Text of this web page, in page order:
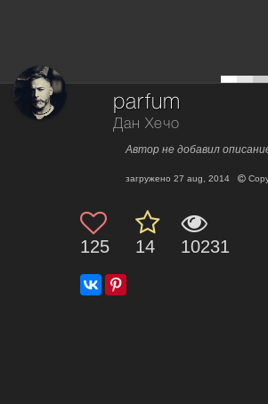
parfum
Дан Хечо
Автор не добавил
загружено 27 aug, 2014
125 14 10231